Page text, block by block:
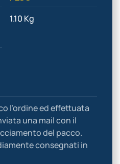
1.10 Kg
l’ordine ed effettuata
una mail con il
del pacco.
consegnati in